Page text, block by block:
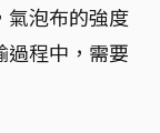
氣泡布的強度
過程中，需要